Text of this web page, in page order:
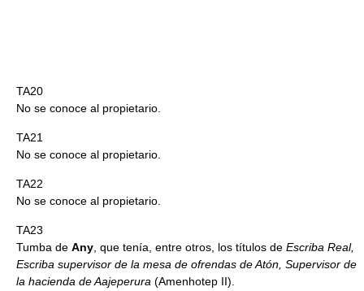
TA20
No se conoce al propietario.
TA21
No se conoce al propietario.
TA22
No se conoce al propietario.
TA23
Tumba de Any, que tenía, entre otros, los títulos de Escriba Real,
Escriba supervisor de la mesa de ofrendas de Atón, Supervisor de
la hacienda de Aajeperura (Amenhotep II).